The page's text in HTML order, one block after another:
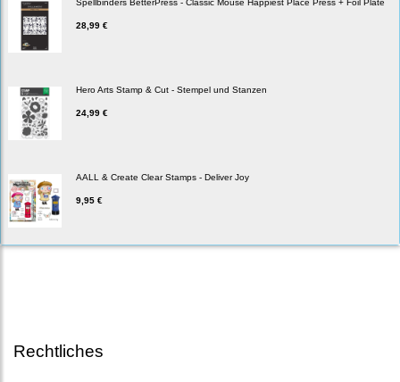
Spellbinders BetterPress - Classic Mouse Happiest Place Press + Foil Plate
28,99 €
Hero Arts Stamp & Cut - Stempel und Stanzen
24,99 €
AALL & Create Clear Stamps - Deliver Joy
9,95 €
Rechtliches